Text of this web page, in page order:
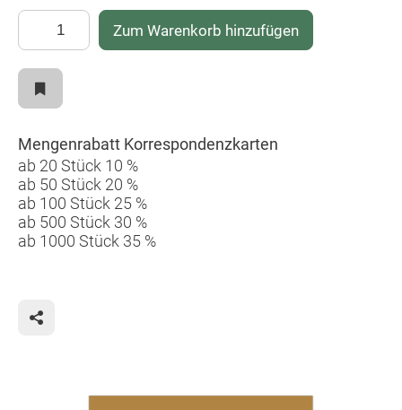
Zum Warenkorb hinzufügen
Mengenrabatt Korrespondenzkarten
ab 20 Stück 10 %
ab 50 Stück 20 %
ab 100 Stück 25 %
ab 500 Stück 30 %
ab 1000 Stück 35 %